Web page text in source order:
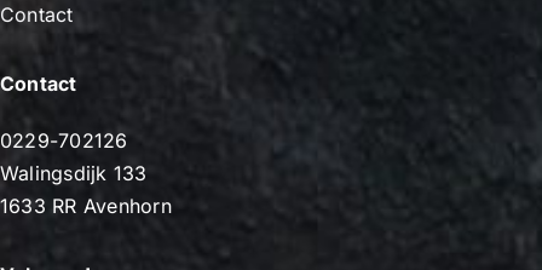
Contact
Contact
0229-702126
Walingsdijk 133
1633 RR Avenhorn